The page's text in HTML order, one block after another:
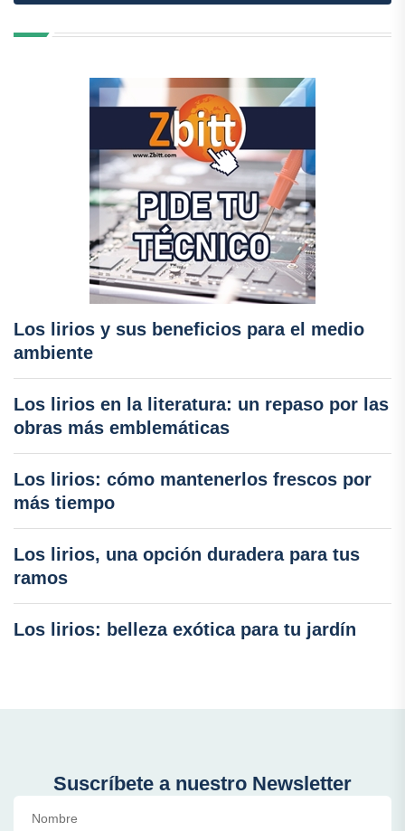
Los lirios y sus beneficios para el medio
ambiente
Los lirios en la literatura: un repaso por las
obras más emblemáticas
Los lirios: cómo mantenerlos frescos por
más tiempo
Los lirios, una opción duradera para tus
ramos
Los lirios: belleza exótica para tu jardín
Suscríbete a nuestro Newsletter